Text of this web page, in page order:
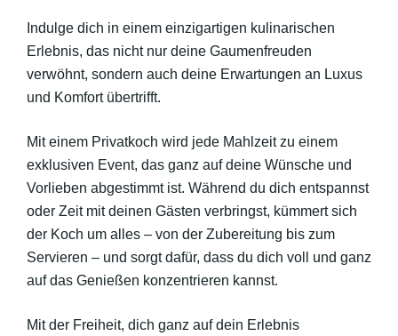
Indulge dich in einem einzigartigen kulinarischen
Erlebnis, das nicht nur deine Gaumenfreuden
verwöhnt, sondern auch deine Erwartungen an Luxus
und Komfort übertrifft.
Mit einem Privatkoch wird jede Mahlzeit zu einem
exklusiven Event, das ganz auf deine Wünsche und
Vorlieben abgestimmt ist. Während du dich entspannst
oder Zeit mit deinen Gästen verbringst, kümmert sich
der Koch um alles – von der Zubereitung bis zum
Servieren – und sorgt dafür, dass du dich voll und ganz
auf das Genießen konzentrieren kannst.
Mit der Freiheit, dich ganz auf dein Erlebnis